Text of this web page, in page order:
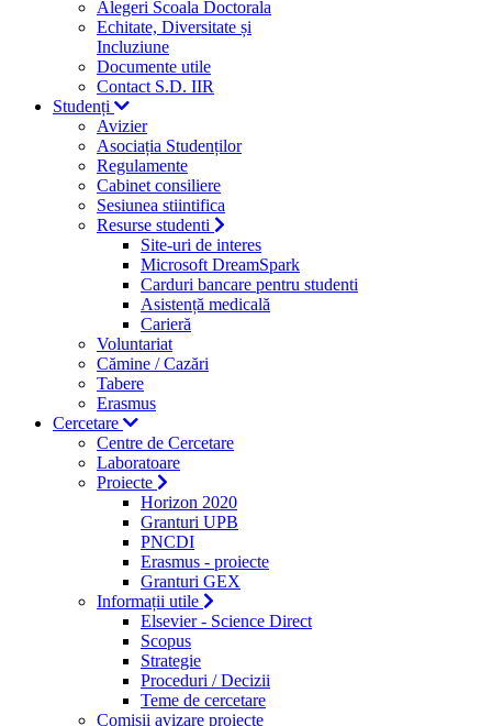
Alegeri Scoala Doctorala
Echitate, Diversitate și
Incluziune
Documente utile
Contact S.D. IIR
Studenți
Avizier
Asociația Studenților
Regulamente
Cabinet consiliere
Sesiunea stiintifica
Resurse studenti
Site-uri de interes
Microsoft DreamSpark
Carduri bancare pentru studenti
Asistență medicală
Carieră
Voluntariat
Cămine / Cazări
Tabere
Erasmus
Cercetare
Centre de Cercetare
Laboratoare
Proiecte
Horizon 2020
Granturi UPB
PNCDI
Erasmus - proiecte
Granturi GEX
Informații utile
Elsevier - Science Direct
Scopus
Strategie
Proceduri / Decizii
Teme de cercetare
Comisii avizare proiecte